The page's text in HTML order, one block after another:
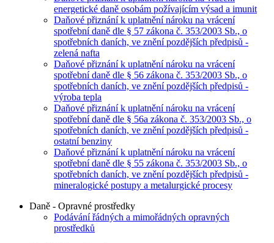
energetické daně osobám požívajícím výsad a imunit
Daňové přiznání k uplatnění nároku na vrácení
spotřební daně dle § 57 zákona č. 353/2003 Sb., o
spotřebních daních, ve znění pozdějších předpisů -
zelená nafta
Daňové přiznání k uplatnění nároku na vrácení
spotřební daně dle § 56 zákona č. 353/2003 Sb., o
spotřebních daních, ve znění pozdějších předpisů -
výroba tepla
Daňové přiznání k uplatnění nároku na vrácení
spotřební daně dle § 56a zákona č. 353/2003 Sb., o
spotřebních daních, ve znění pozdějších předpisů -
ostatní benziny
Daňové přiznání k uplatnění nároku na vrácení
spotřební daně dle § 55 zákona č. 353/2003 Sb., o
spotřebních daních, ve znění pozdějších předpisů -
mineralogické postupy a metalurgické procesy
Daně - Opravné prostředky
Podávání řádných a mimořádných opravných
prostředků